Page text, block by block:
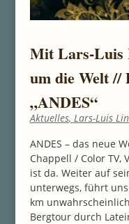
Mit Lars-Luis
um die Welt //
„ANDES“
Aktuelles, Lars-Luis
ANDES – das neue
Chappell / Color TV,
ist da. Weiter auf
unterwegs, führt
km
Bergtour durch